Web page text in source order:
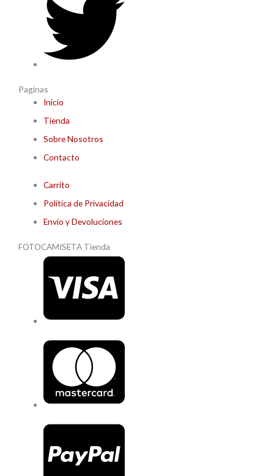
Paginas
Inicio
Tienda
Sobre Nosotros
Contacto
Carrito
Política de Privacidad
Envío y Devoluciones
FOTOCAMISETA Tienda